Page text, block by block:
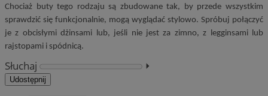
Chociaż buty tego rodzaju są zbudowane tak, by przede wszystkim
sprawdzić się funkcjonalnie, mogą wyglądać stylowo. Spróbuj połączyć
je z obcisłymi dżinsami lub, jeśli nie jest za zimno, z legginsami lub
rajstopami i spódnicą.
Słuchaj ⏵︎
Udostępnij